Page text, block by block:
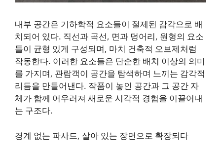
내부 공간은 기하학적 요소들이 절제된 감각으로 배
치되어 있다. 직선과 곡선, 면과 덩어리, 원형의 요소
들이 균형 있게 구성되며, 마치 건축적 오브제처럼
작동한다. 이러한 요소들은 단순한 배치 이상의 의미
를 가지며, 관람객이 공간을 탐색하며 느끼는 감각적
리듬을 만들어낸다. 작품이 놓인 공간과 그 공간 자
체가 함께 어우러져 새로운 시각적 경험을 이끌어내
는 구조다.
경계 없는 파사드, 살아 있는 장면으로 확장되다